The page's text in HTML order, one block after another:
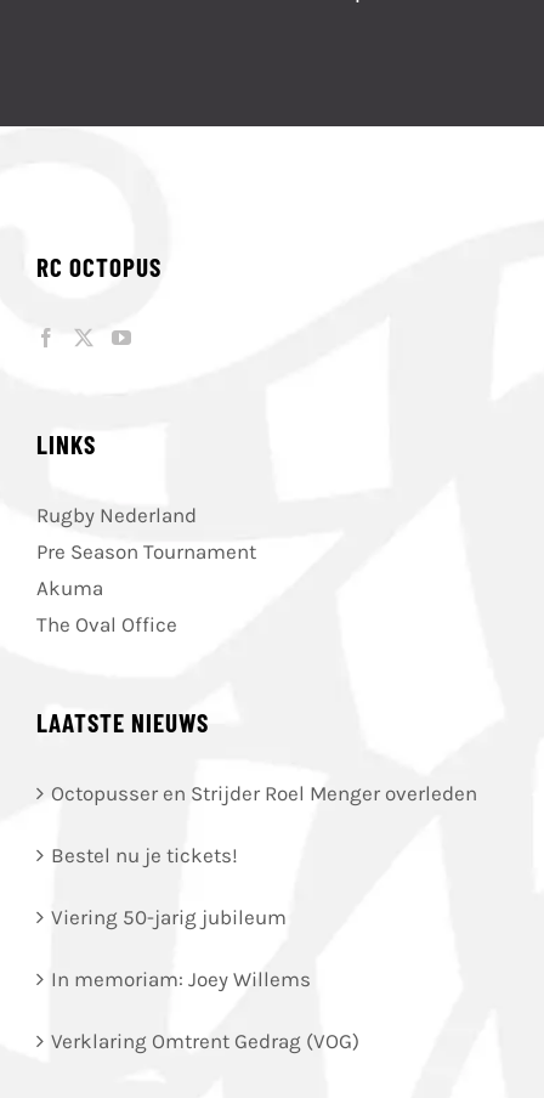
RC OCTOPUS
LINKS
Rugby Nederland
Pre Season Tournament
Akuma
The Oval Office
LAATSTE NIEUWS
Octopusser en Strijder Roel Menger overleden
Bestel nu je tickets!
Viering 50-jarig jubileum
In memoriam: Joey Willems
Verklaring Omtrent Gedrag (VOG)